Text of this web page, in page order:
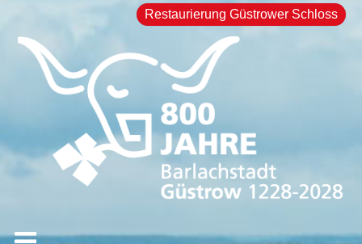
Restaurierung Güstrower Schloss